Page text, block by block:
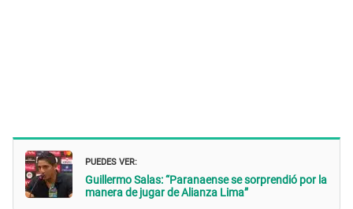
PUEDES VER:
Guillermo Salas: “Paranaense se sorprendió por la
manera de jugar de Alianza Lima”